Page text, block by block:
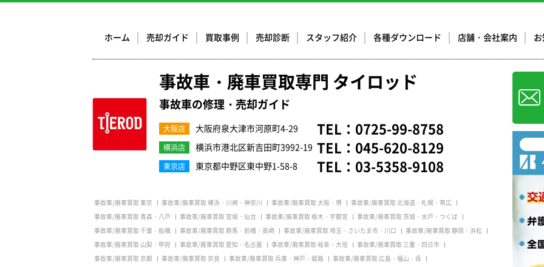
ホーム 売却ガイド 買取事例 売却診断 スタッフ紹介 各種ダウンロード 店舗・会社案内
事故車・廃車買取専門 タイロッド
事故車の修理・売却ガイド
大阪店 大阪府泉大津市河原町4-29 TEL： 0725-99-8758
横浜店 横浜市港北区新吉田町3992-19 TEL： 045-620-8129
東京店 東京都中野区東中野1-58-8 TEL： 03-5358-9108
事故車/廃車買取 東京 事故車/廃車買取 横浜・川崎・神奈川 事故車/廃車買取 大阪・堺
事故車/廃車買取 北海道・札幌・帯広
事故車/廃車買取 青森・八戸
事故車/廃車買取 宮城・仙台 事故車/廃車買取 栃木・宇都宮
事故車/廃車買取 茨城・水戸・つくば
事故車/廃車買取 千葉・船橋
事故車/廃車買取 群馬・前橋・高崎 事故車/廃車買取 埼玉・さいたま市・川口
事故車/廃車買取 静岡・浜松
事故車/廃車買取 山梨・甲府
事故車/廃車買取 愛知・名古屋 事故車/廃車買取 岐阜・大垣
事故車/廃車買取 三重・四日市
事故車/廃車買取 京都
事故車/廃車買取 奈良 事故車/廃車買取 兵庫・神戸・姫路 事故車/廃車買取 広島・福山・呉